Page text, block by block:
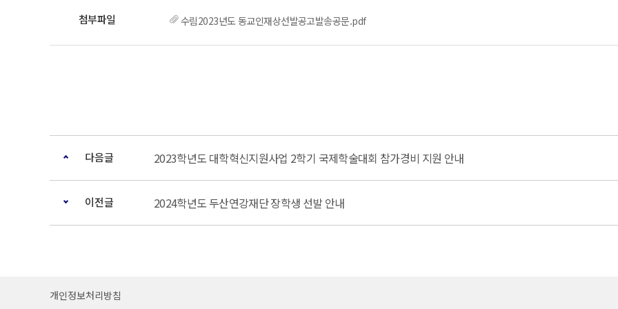
수림2023년도 동교인재상선발공고발송공문.pdf
다음글 2023학년도 대학혁신지원사업 2학기 국제학술대회 참가경비 지원 안내
이전글 2024학년도 두산연강재단 장학생 선발 안내
개인정보처리방침